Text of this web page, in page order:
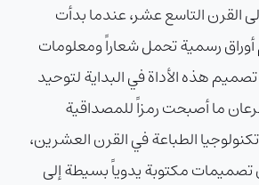
القرن التاسع عشر، عندما بدأت
رسمية تحمل شعاراً ومعلومات
هذه الأداة في البداية لتوحيد
ما أصبحت رمزاً للمصداقية
الطباعة في القرن العشرين،
مكتوبة يدوياً بسيطة إلى